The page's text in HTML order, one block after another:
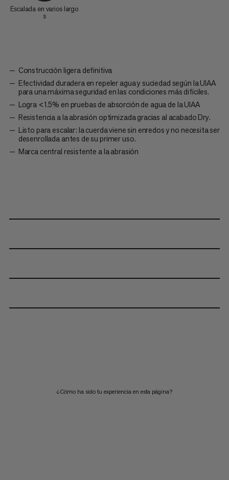
Escalada en varios largo
s
Construcción ligera definitiva
Efectividad duradera en repeler agua y suciedad según la UIAA
para una máxima seguridad en las condiciones más difíciles.
Logra <1.5% en pruebas de absorción de agua de la UIAA
Resistencia a la abrasión optimizada gracias al acabado Dry.
Listo para escalar: la cuerda viene sin enredos y no necesita ser
desenrollada antes de su primer uso.
Marca central resistente a la abrasión
¿Cómo ha sido tu experiencia en esta página?